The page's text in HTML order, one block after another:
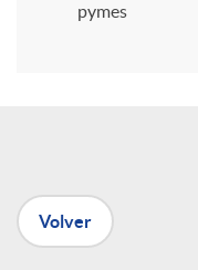
n
pymes
Volver